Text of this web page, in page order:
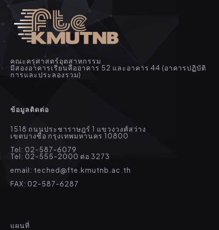
คณะครุศาสตร์อุตสาหกรรม
มีสองอาคารเรียนคืออาคาร 52 และอาคาร 44 (อาคารปฏิบัติ
การและประลองรวม)
ข้อมูลติดต่อ
1518 ถนนประชาราษฎร์ 1 แขวงวงศ์สว่าง
เขตบางซื่อ กรุงเทพมหานคร 10800
Tel: 02-587-6079
Tel: 02-555-2000 ต่อ 3273
email: teched@fte.kmutnb.ac.th
FAX: 02-587-6287
แผนที่